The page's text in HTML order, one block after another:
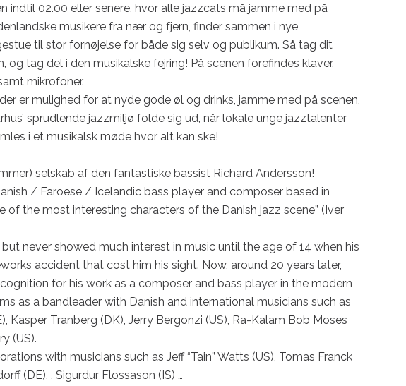
indtil 02.00 eller senere, hvor alle jazzcats må jamme med på
musikere fra nær og fjern, finder sammen i nye
til stor fornøjelse for både sig selv og publikum. Så tag dit
og tag del i den musikalske fejring! På scenen forefindes klaver,
mikrofoner.
er mulighed for at nyde gode øl og drinks, jamme med på scenen,
sprudlende jazzmiljø folde sig ud, når lokale unge jazztalenter
i et musikalsk møde hvor alt kan ske!
selskab af den fantastiske bassist Richard Andersson!
/ Faroese / Icelandic bass player and composer based in
of the most interesting characters of the Danish jazz scene” (Iver
never showed much interest in music until the age of 14 when his
accident that cost him his sight. Now, around 20 years later,
for his work as a composer and bass player in the modern
as a bandleader with Danish and international musicians such as
Kasper Tranberg (DK), Jerry Bergonzi (US), Ra-Kalam Bob Moses
(US).
with musicians such as Jeff “Tain” Watts (US), Tomas Franck
(DE), , Sigurdur Flossason (IS) …